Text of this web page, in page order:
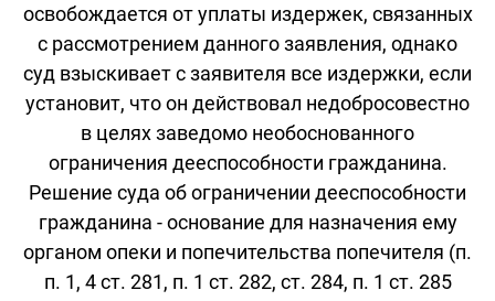
освобождается от уплаты издержек, связанных
с рассмотрением данного заявления, однако
суд взыскивает с заявителя все издержки, если
установит, что он действовал недобросовестно
в целях заведомо необоснованного
ограничения дееспособности гражданина.
Решение суда об ограничении дееспособности
гражданина - основание для назначения ему
органом опеки и попечительства попечителя (п.
п. 1, 4 ст. 281, п. 1 ст. 282, ст. 284, п. 1 ст. 285